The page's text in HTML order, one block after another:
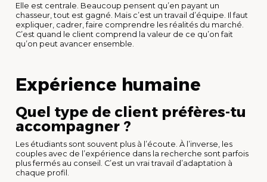
Elle est centrale. Beaucoup pensent qu’en payant un
chasseur, tout est gagné. Mais c’est un travail d’équipe. Il faut
expliquer, cadrer, faire comprendre les réalités du marché.
C’est quand le client comprend la valeur de ce qu’on fait
qu’on peut avancer ensemble.
Expérience humaine
Quel type de client préfères-tu
accompagner ?
Les étudiants sont souvent plus à l’écoute. À l’inverse, les
couples avec de l’expérience dans la recherche sont parfois
plus fermés au conseil. C’est un vrai travail d’adaptation à
chaque profil.